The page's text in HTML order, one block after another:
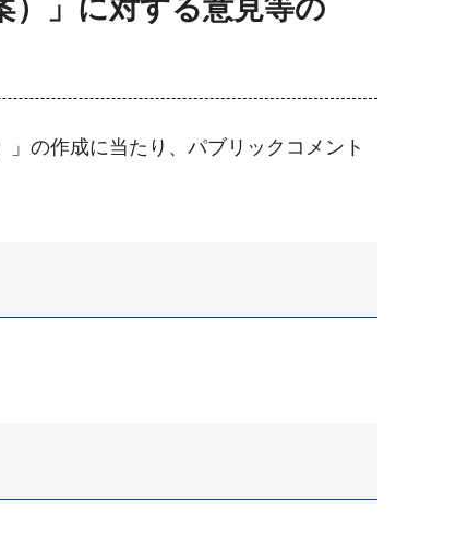
）」に対する意見等の
の作成に当たり、パブリックコメント